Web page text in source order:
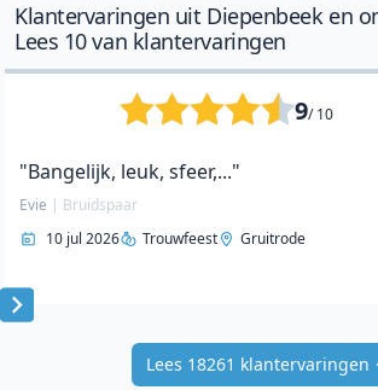
Klantervaringen uit Diepenbeek en
Lees 10 van klantervaringen
9/ 10
"Bangelijk, leuk, sfeer,..."
Evie | Bruidspaar
10 jul 2026
Trouwfeest Gruitrode
Item
Lees 18261 klantervaringen